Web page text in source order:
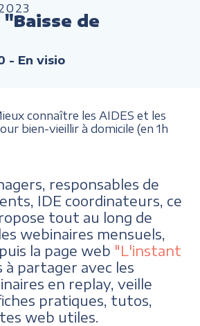
de
- En visio
connaître les AIDES et les
bien-vieillir à domicile (en 1h
responsables de
IDE coordinateurs, ce
tout au long de
webinaires mensuels,
la page web "L'instant
à partager avec les
en replay, veille
pratiques, tutos,
web utiles.